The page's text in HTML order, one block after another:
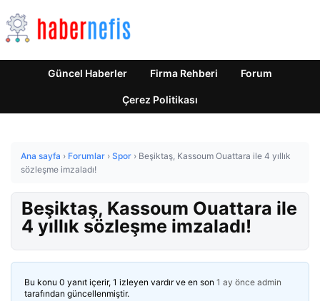
Güncel Haberler Firma Rehberi Forum
Çerez Politikası
Ana sayfa › Forumlar › Spor › Beşiktaş, Kassoum Ouattara ile 4 yıllık
sözleşme imzaladı!
Beşiktaş, Kassoum Ouattara ile
4 yıllık sözleşme imzaladı!
Bu konu 0 yanıt içerir, 1 izleyen vardır ve en son 1 ay önce admin
tarafından güncellenmiştir.